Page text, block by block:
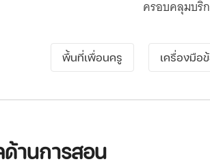
ครอบคลุมบริ
พื้นที่เพื่อนครู เครื่องมือ
านการสอน